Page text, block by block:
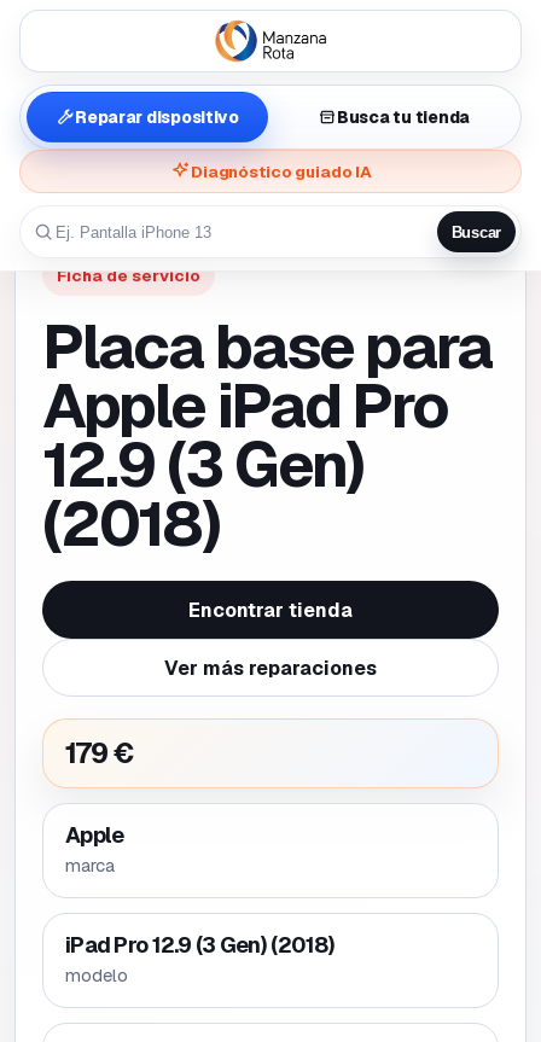
Reparar dispositivo Busca tu tienda
Diagnóstico guiado IA
Buscar
Ficha de servicio
Placa base para
Apple iPad Pro
12.9 (3 Gen)
(2018)
Encontrar tienda
Ver más reparaciones
179 €
Apple
marca
iPad Pro 12.9 (3 Gen) (2018)
modelo